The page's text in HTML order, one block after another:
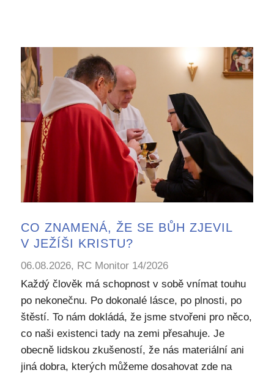
CO ZNAMENÁ, ŽE SE BŮH ZJEVIL
V JEŽÍŠI KRISTU?
06.08.2026, RC Monitor 14/2026
Každý člověk má schopnost v sobě vnímat touhu
po nekonečnu. Po dokonalé lásce, po plnosti, po
štěstí. To nám dokládá, že jsme stvořeni pro něco,
co naši existenci tady na zemi přesahuje. Je
obecně lidskou zkušeností, že nás materiální ani
jiná dobra, kterých můžeme dosahovat zde na